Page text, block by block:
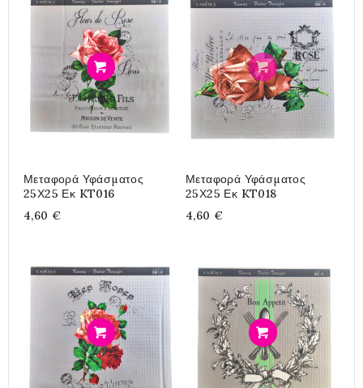
Μεταφορά Υφάσματος
25Χ25 Εκ KT016
4,60 €
Μεταφορά Υφάσματος
25Χ25 Εκ KT018
4,60 €